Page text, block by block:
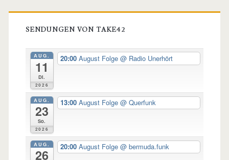
SENDUNGEN VON TAKE42
AUG.
11
Di.
2026
20:00August Folge@ Radio Unerhört
AUG.
23
So.
2026
13:00August Folge@ Querfunk
AUG.
26
20:00August Folge@ bermuda.funk